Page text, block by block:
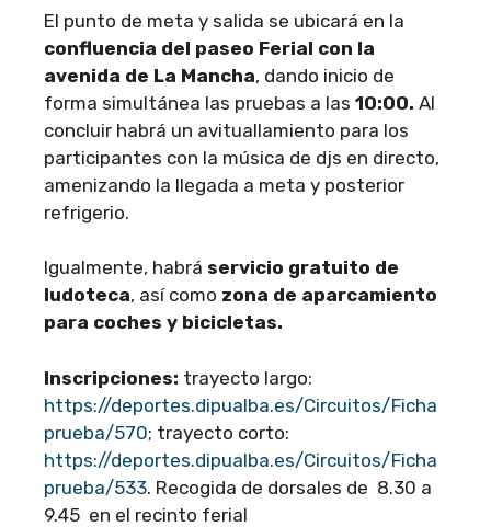
El punto de meta y salida se ubicará en la
confluencia del paseo Ferial con la
avenida de La Mancha, dando inicio de
forma simultánea las pruebas a las 10:00. Al
concluir habrá un avituallamiento para los
participantes con la música de djs en directo,
amenizando la llegada a meta y posterior
refrigerio.
Igualmente, habrá servicio gratuito de
ludoteca, así como zona de aparcamiento
para coches y bicicletas.
Inscripciones: trayecto largo:
https://deportes.dipualba.es/Circuitos/Ficha
prueba/570; trayecto corto:
https://deportes.dipualba.es/Circuitos/Ficha
prueba/533. Recogida de dorsales de 8.30 a
9.45 en el recinto ferial